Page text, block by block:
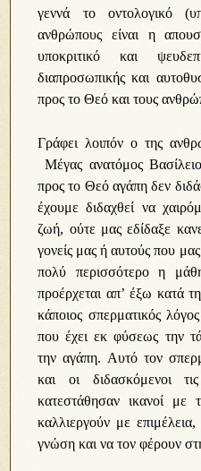
γεννά το οντολογικό
ανθρώπους είναι η
υποκριτικό και
διαπροσωπικής και
προς το Θεό και τους
Γράφει λοιπόν ο της
Μέγας ανατόμος
προς το Θεό αγάπη δεν
έχουμε διδαχθεί να
ζωή, ούτε μας εδίδαξε
γονείς μας ή αυτούς που
πολύ περισσότερο η
προέρχεται απ’ έξω κατά
κάποιος σπερματικός
που έχει εκ φύσεως την
την αγάπη. Αυτό τον
και οι διδασκόμενοι
κατεστάθησαν ικανοί
καλλιεργούν με
γνώση και να τον φέρουν